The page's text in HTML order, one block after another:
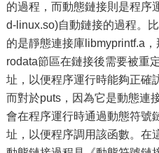
的過程，而動態鏈接則是程序
d-linux.so)自動鏈接的過程。
的是靜態連接庫libmyprintf.a，
rodata節區在鏈接後需要被重
址，以便程序運行時能夠正確
而對於puts，因為它是動態連
會在程序運行時通過動態符號
址，以便程序調用該函數。在